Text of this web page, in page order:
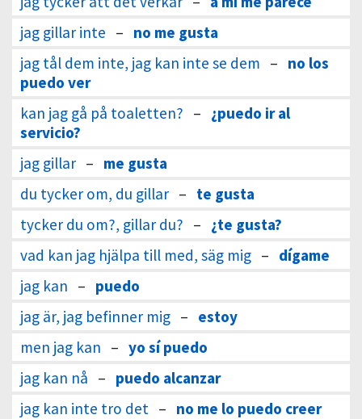
jag gillar inte – no me gusta
jag tål dem inte, jag kan inte se dem – no los
puedo ver
kan jag gå på toaletten? – ¿puedo ir al
servicio?
jag gillar – me gusta
du tycker om, du gillar – te gusta
tycker du om?, gillar du? – ¿te gusta?
vad kan jag hjälpa till med, säg mig – dígame
jag kan – puedo
jag är, jag befinner mig – estoy
men jag kan – yo sí puedo
jag kan nå – puedo alcanzar
jag kan inte tro det – no me lo puedo creer